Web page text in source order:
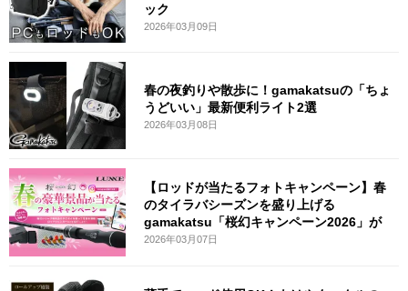
ック
2026年03月09日
春の夜釣りや散歩に！gamakatsuの「ちょ
うどいい」最新便利ライト2選
2026年03月08日
【ロッドが当たるフォトキャンペーン】春
のタイラバシーズンを盛り上げる
gamakatsu「桜幻キャンペーン2026」が
2026年03月07日